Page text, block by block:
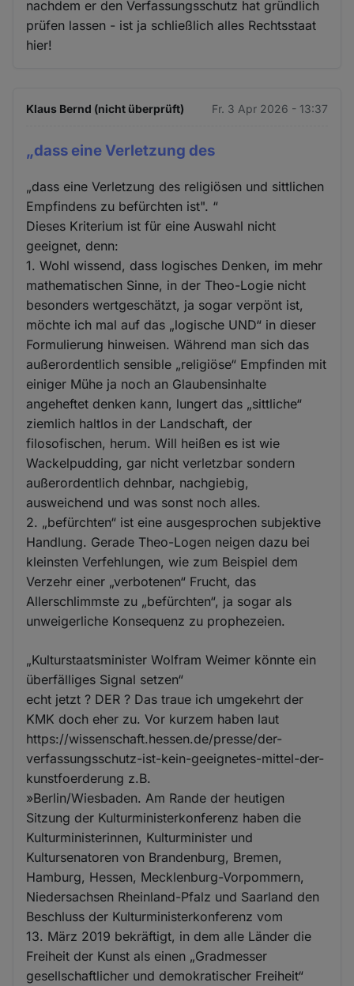
nachdem er den Verfassungsschutz hat gründlich
prüfen lassen - ist ja schließlich alles Rechtsstaat
hier!
Klaus Bernd (nicht überprüft) Fr. 3 Apr 2026 - 13:37
„dass eine Verletzung des
„dass eine Verletzung des religiösen und sittlichen
Empfindens zu befürchten ist". “
Dieses Kriterium ist für eine Auswahl nicht
geeignet, denn:
1. Wohl wissend, dass logisches Denken, im mehr
mathematischen Sinne, in der Theo-Logie nicht
besonders wertgeschätzt, ja sogar verpönt ist,
möchte ich mal auf das „logische UND“ in dieser
Formulierung hinweisen. Während man sich das
außerordentlich sensible „religiöse“ Empfinden mit
einiger Mühe ja noch an Glaubensinhalte
angeheftet denken kann, lungert das „sittliche“
ziemlich haltlos in der Landschaft, der
filosofischen, herum. Will heißen es ist wie
Wackelpudding, gar nicht verletzbar sondern
außerordentlich dehnbar, nachgiebig,
ausweichend und was sonst noch alles.
2. „befürchten“ ist eine ausgesprochen subjektive
Handlung. Gerade Theo-Logen neigen dazu bei
kleinsten Verfehlungen, wie zum Beispiel dem
Verzehr einer „verbotenen“ Frucht, das
Allerschlimmste zu „befürchten“, ja sogar als
unweigerliche Konsequenz zu prophezeien.
„Kulturstaatsminister Wolfram Weimer könnte ein
überfälliges Signal setzen“
echt jetzt ? DER ? Das traue ich umgekehrt der
KMK doch eher zu. Vor kurzem haben laut
https://wissenschaft.hessen.de/presse/der-
verfassungsschutz-ist-kein-geeignetes-mittel-der-
kunstfoerderung z.B.
»Berlin/Wiesbaden. Am Rande der heutigen
Sitzung der Kulturministerkonferenz haben die
Kulturministerinnen, Kulturminister und
Kultursenatoren von Brandenburg, Bremen,
Hamburg, Hessen, Mecklenburg-Vorpommern,
Niedersachsen Rheinland-Pfalz und Saarland den
Beschluss der Kulturministerkonferenz vom
13. März 2019 bekräftigt, in dem alle Länder die
Freiheit der Kunst als einen „Gradmesser
gesellschaftlicher und demokratischer Freiheit“